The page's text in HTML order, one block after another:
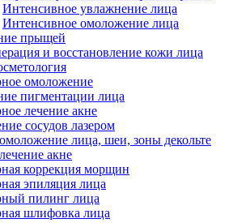
Интенсивное увлажнение лица
Интенсивное омоложение лица
прыщей
и восстановление кожи лица
омоложение
пигментации лица
лечение акне
сосудов лазером
лица, шеи, зоны декольте
акне
коррекция морщин
эпиляция лица
пилинг лица
шлифовка лица